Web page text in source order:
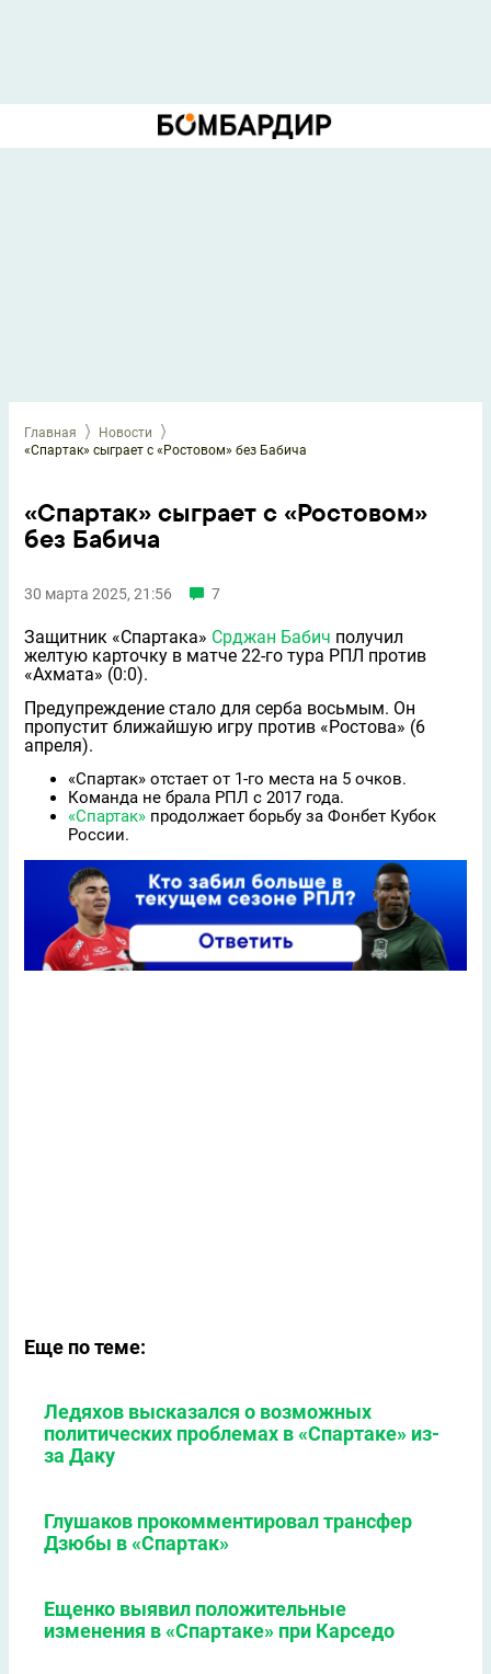
Главная
Новости
«Спартак» сыграет с «Ростовом» без Бабича
«Спартак» сыграет с «Ростовом»
без Бабича
30 марта 2025, 21:56 7
Защитник «Спартака» Срджан Бабич получил
желтую карточку в матче 22-го тура РПЛ против
«Ахмата» (0:0).
Предупреждение стало для серба восьмым. Он
пропустит ближайшую игру против «Ростова» (6
апреля).
«Спартак» отстает от 1-го места на 5 очков.
Команда не брала РПЛ с 2017 года.
«Спартак» продолжает борьбу за Фонбет Кубок
России.
Еще по теме:
Ледяхов высказался о возможных
политических проблемах в «Спартаке» из-
за Даку
Глушаков прокомментировал трансфер
Дзюбы в «Спартак»
Ещенко выявил положительные
изменения в «Спартаке» при Карседо